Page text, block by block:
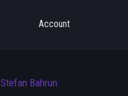
Account
Stefan Bahrun